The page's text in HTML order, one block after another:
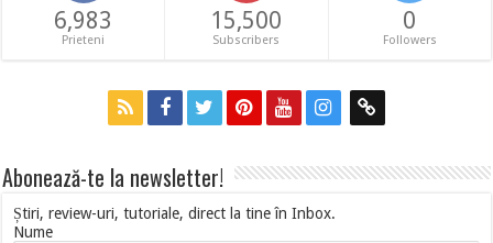
6,983
Prieteni
15,500
Subscribers
0
Followers
Abonează-te la newsletter!
Știri, review-uri, tutoriale, direct la tine în Inbox.
Nume